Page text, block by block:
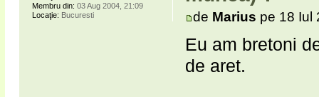
de Marius pe 18 Iul
Eu am bretoni
de aret.
Membru din: 03 Aug 2004, 21:09
Locaţie: Bucuresti